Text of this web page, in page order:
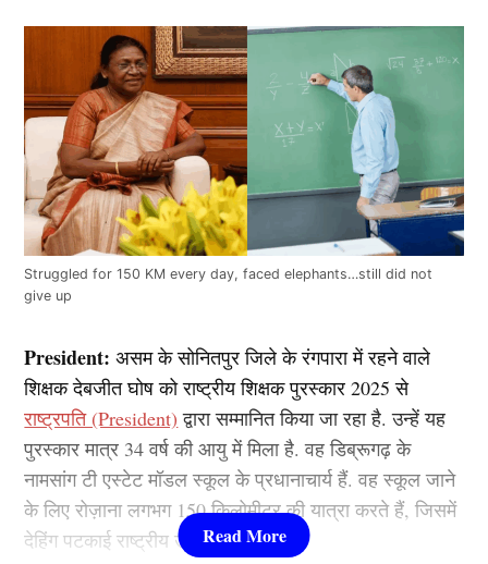
Struggled for 150 KM every day, faced elephants…still did not
give up
President: असम के सोनितपुर जिले के रंगपारा में रहने वाले
शिक्षक देबजीत घोष को राष्ट्रीय शिक्षक पुरस्कार 2025 से
राष्ट्रपति (President) द्वारा सम्मानित किया जा रहा है. उन्हें यह
पुरस्कार मात्र 34 वर्ष की आयु में मिला है. वह डिब्रूगढ़ के
नामसांग टी एस्टेट मॉडल स्कूल के प्रधानाचार्य हैं. वह स्कूल जाने
के लिए रोज़ाना लगभग 150 किलोमीटर की यात्रा करते हैं, जिसमें
देहिंग पटकाई राष्ट्रीय उद्यान भी शामिल है.